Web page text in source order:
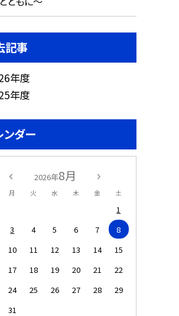
記事
年度
年度
ンダー
2026年8月
月 火 水 木 金 土
1
3 4 5 6 7
8
10 11 12 13 14
15
17 18 19 20 21
22
24 25 26 27 28
29
31